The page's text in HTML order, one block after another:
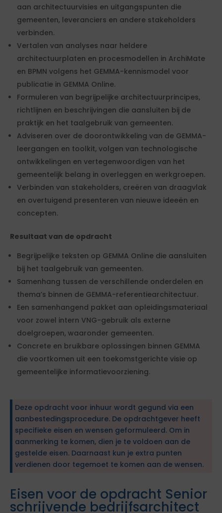
aan architectuurvisies en uitgangspunten die
gemeenten, leveranciers en andere stakeholders
verbinden.
Vertalen van analyses naar heldere
architectuurplaten en procesmodellen in ArchiMate
en BPMN volgens het GEMMA-kennismodel voor
publicatie in GEMMA Online.
Formuleren van begrijpelijke architectuurprincipes,
richtlijnen en beschrijvingen die aansluiten bij de
praktijk en het taalgebruik van gemeenten.
Adviseren over de doorontwikkeling van de GEMMA-
leergangen en toolkit, volgen van technologische
ontwikkelingen en vertegenwoordigen van het
gemeentelijk belang in overleggen en werkgroepen.
Verbinden van stakeholders, creëren van draagvlak
en overtuigend presenteren van nieuwe ideeën en
concepten.
Resultaat van de opdracht
Begrijpelijke teksten op GEMMA Online die aansluiten
bij het taalgebruik van gemeenten.
Samenhang tussen de verschillende onderdelen en
thema’s binnen de GEMMA-referentiearchitectuur.
Een samenhangend pakket aan opleidingsmateriaal
voor zowel intern VNG-gebruik als externe
doelgroepen, waaronder gemeenten.
Concrete en bruikbare oplossingen binnen GEMMA
die voortkomen uit een toekomstgerichte visie op
gemeentelijke informatievoorziening.
Deze opdracht voor inhuur wordt gegund via een
aanbestedingsprocedure. De opdrachtgever heeft
specifieke eisen en wensen geformuleerd. Om in
aanmerking te komen, dien je te voldoen aan de
gestelde eisen. Daarnaast kun je extra punten
verdienen door tegemoet te komen aan de wensen.
Eisen voor de opdracht Senior
schrijvende bedrijfsarchitect